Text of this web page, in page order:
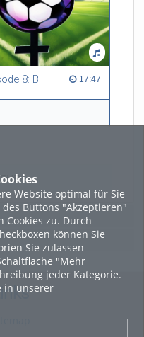
Website optimal für Sie
Buttons "Akzeptieren"
Cookies zu. Durch
können Sie
Sie zulassen
"Mehr
jeder Kategorie.
in unserer
Sport gÄndern Staffel 2 - Episode 8: Balance im Spitzensport: Stressbewältigung und Wettkampfangst im Fokus 17:47